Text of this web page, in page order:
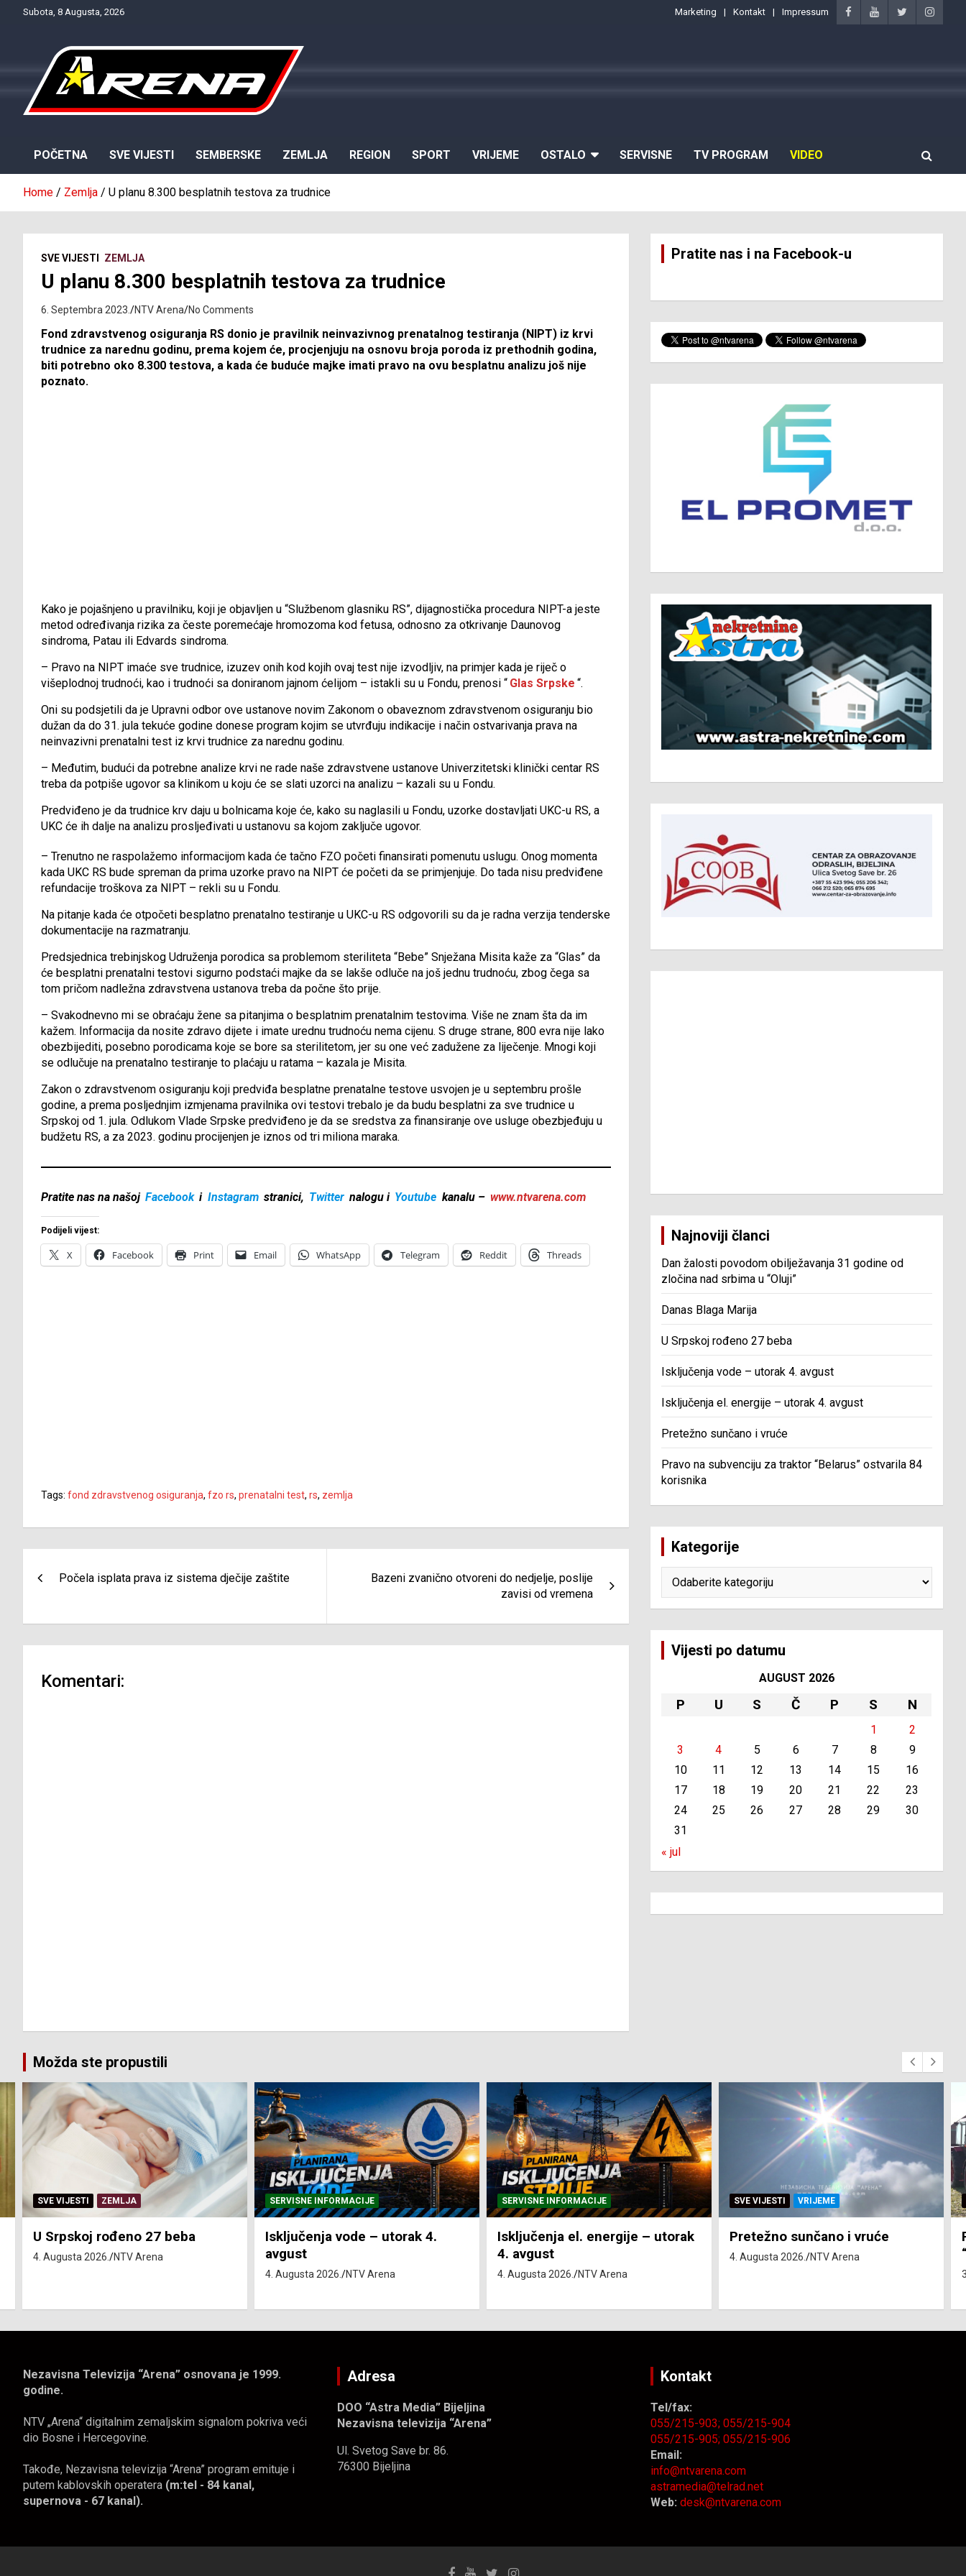
Subota, 8 Augusta, 2026 Marketing Kontakt Impressum
POČETNA SVE VIJESTI SEMBERSKE ZEMLJA REGION SPORT VRIJEME OSTALO SERVISNE TV PROGRAM VIDEO
Home Zemlja U planu 8.300 besplatnih testova za trudnice
SVE VIJESTI ZEMLJA
U planu 8.300 besplatnih testova za trudnice
6. Septembra 2023. NTV Arena No Comments
Fond zdravstvenog osiguranja RS donio je pravilnik neinvazivnog prenatalnog testiranja (NIPT) iz krvi
trudnice za narednu godinu, prema kojem će, procjenjuju na osnovu broja poroda iz prethodnih godina,
biti potrebno oko 8.300 testova, a kada će buduće majke imati pravo na ovu besplatnu analizu još nije
poznato.
Kako je pojašnjeno u pravilniku, koji je objavljen u “Službenom glasniku RS”, dijagnostička procedura NIPT-a jeste
metod određivanja rizika za česte poremećaje hromozoma kod fetusa, odnosno za otkrivanje Daunovog
sindroma, Patau ili Edvards sindroma.
– Pravo na NIPT imaće sve trudnice, izuzev onih kod kojih ovaj test nije izvodljiv, na primjer kada je riječ o
višeplodnoj trudnoći, kao i trudnoći sa doniranom jajnom ćelijom – istakli su u Fondu, prenosi “ Glas Srpske “.
Oni su podsjetili da je Upravni odbor ove ustanove novim Zakonom o obaveznom zdravstvenom osiguranju bio
dužan da do 31. jula tekuće godine donese program kojim se utvrđuju indikacije i način ostvarivanja prava na
neinvazivni prenatalni test iz krvi trudnice za narednu godinu.
– Međutim, budući da potrebne analize krvi ne rade naše zdravstvene ustanove Univerzitetski klinički centar RS
treba da potpiše ugovor sa klinikom u koju će se slati uzorci na analizu – kazali su u Fondu.
Predviđeno je da trudnice krv daju u bolnicama koje će, kako su naglasili u Fondu, uzorke dostavljati UKC-u RS, a
UKC će ih dalje na analizu prosljeđivati u ustanovu sa kojom zaključe ugovor.
– Trenutno ne raspolažemo informacijom kada će tačno FZO početi finansirati pomenutu uslugu. Onog momenta
kada UKC RS bude spreman da prima uzorke pravo na NIPT će početi da se primjenjuje. Do tada nisu predviđene
refundacije troškova za NIPT – rekli su u Fondu.
Na pitanje kada će otpočeti besplatno prenatalno testiranje u UKC-u RS odgovorili su da je radna verzija tenderske
dokumentacije na razmatranju.
Predsjednica trebinjskog Udruženja porodica sa problemom steriliteta “Bebe” Snježana Misita kaže za “Glas” da
će besplatni prenatalni testovi sigurno podstaći majke da se lakše odluče na još jednu trudnoću, zbog čega sa
tom pričom nadležna zdravstvena ustanova treba da počne što prije.
– Svakodnevno mi se obraćaju žene sa pitanjima o besplatnim prenatalnim testovima. Više ne znam šta da im
kažem. Informacija da nosite zdravo dijete i imate urednu trudnoću nema cijenu. S druge strane, 800 evra nije lako
obezbijediti, posebno porodicama koje se bore sa sterilitetom, jer su one već zadužene za liječenje. Mnogi koji
se odlučuje na prenatalno testiranje to plaćaju u ratama – kazala je Misita.
Zakon o zdravstvenom osiguranju koji predviđa besplatne prenatalne testove usvojen je u septembru prošle
godine, a prema posljednjim izmjenama pravilnika ovi testovi trebalo je da budu besplatni za sve trudnice u
Srpskoj od 1. jula. Odlukom Vlade Srpske predviđeno je da se sredstva za finansiranje ove usluge obezbjeđuju u
budžetu RS, a za 2023. godinu procijenjen je iznos od tri miliona maraka.
Pratite nas na našoj Facebook i Instagram stranici, Twitter nalogu i Youtube kanalu – www.ntvarena.com
Podijeli vijest:
X Facebook Print Email WhatsApp Telegram Reddit Threads
Tags: fond zdravstvenog osiguranja, fzo rs, prenatalni test, rs, zemlja
članaka
Počela isplata prava iz sistema dječije zaštite
Bazeni zvanično otvoreni do nedjelje, poslije
zavisi od vremena
Komentari:
Pratite nas i na Facebook-u
Najnoviji članci
Dan žalosti povodom obilježavanja 31 godine od
zločina nad srbima u “Oluji”
Danas Blaga Marija
U Srpskoj rođeno 27 beba
Isključenja vode – utorak 4. avgust
Isključenja el. energije – utorak 4. avgust
Pretežno sunčano i vruće
Pravo na subvenciju za traktor “Belarus” ostvarila 84
korisnika
Kategorije
Vijesti po datumu
AUGUST 2026
P U S Č P S N
1
2
3
4 5 6 7 8
9
10
11 12 13 14 15
16
17
18 19 20 21 22
23
24
25 26 27 28 29
30
31
« jul
Možda ste propustili
SERVISNE INFORMACIJE
Isključenja vode – utorak 4.
avgust
SERVISNE INFORMACIJE
Isključenja el. energije – utorak
4. avgust
4. Augusta 2026. NTV Arena
SVE VIJESTI VRIJEME
Pretežno sunčano i vruće
4. Augusta 2026.
SVE VIJESTI ZEMLJA
Pravo na subvenciju za traktor
“Belarus” ostvarila 84 korisnika
Nezavisna Televizija “Arena” osnovana je 1999.
godine.
NTV „Arena“ digitalnim zemaljskim signalom pokriva veći
dio Bosne i Hercegovine.
Takođe, Nezavisna televizija “Arena” program emituje i
putem kablovskih operatera (m:tel - 84 kanal,
supernova - 67 kanal).
Adresa
DOO “Astra Media” Bijeljina
Nezavisna televizija “Arena”
Ul. Svetog Save br. 86.
76300 Bijeljina
Kontakt
Tel/fax:
055/215-903;055/215-904
055/215-905;055/215-906
Email:
info@ntvarena.com
astramedia@telrad.net
Web: desk@ntvarena.com